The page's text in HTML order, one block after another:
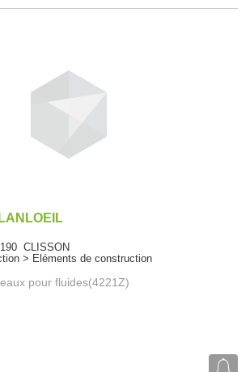
CLISSON
> Eléments de construction
pour fluides(4221Z)